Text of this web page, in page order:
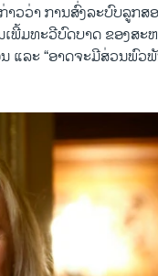
າວ​ວ່າ ການ​ສົ່ງ​ລະ​ບົບ​ລູກ​
ພີ້ມ​ທະ​ວີ​ບົດ​ບາດ ​ຂອງ​ສະ​
ແລະ “ອາດ​ຈະມີ​ສ່ວນ​ພົ